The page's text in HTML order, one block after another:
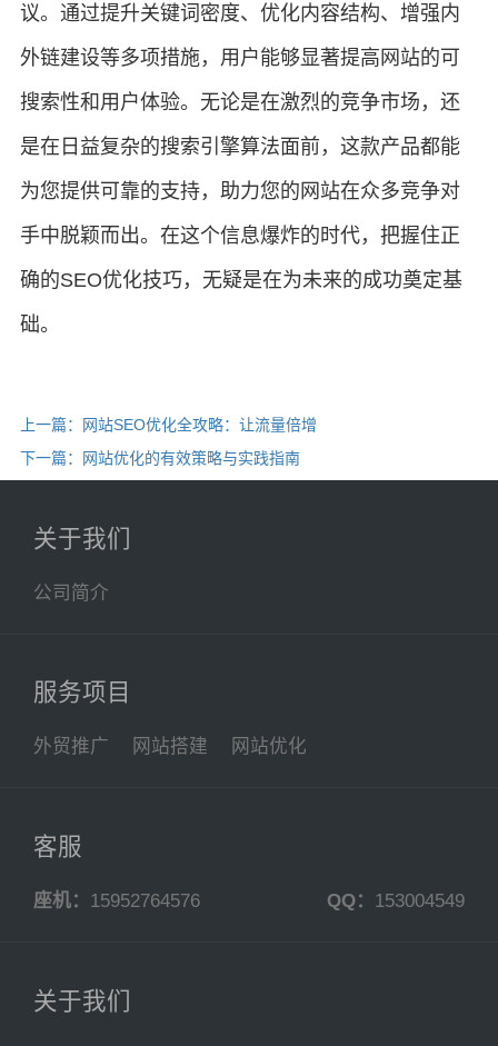
议。通过提升关键词密度、优化内容结构、增强内
外链建设等多项措施，用户能够显著提高网站的可
搜索性和用户体验。无论是在激烈的竞争市场，还
是在日益复杂的搜索引擎算法面前，这款产品都能
为您提供可靠的支持，助力您的网站在众多竞争对
手中脱颖而出。在这个信息爆炸的时代，把握住正
确的SEO优化技巧，无疑是在为未来的成功奠定基
础。
上一篇：网站SEO优化全攻略：让流量倍增
下一篇：网站优化的有效策略与实践指南
关于我们
公司简介
服务项目
外贸推广 网站搭建 网站优化
客服
座机： 15952764576 QQ： 153004549
关于我们